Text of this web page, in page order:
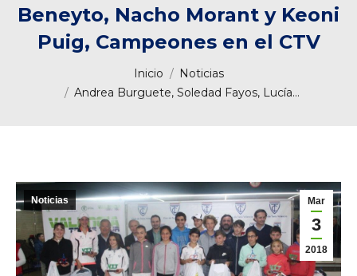
Beneyto, Nacho Morant y Keoni
Puig, Campeones en el CTV
Inicio
Noticias
Andrea Burguete, Soledad Fayos, Lucía…
Mar
3
2018
Noticias